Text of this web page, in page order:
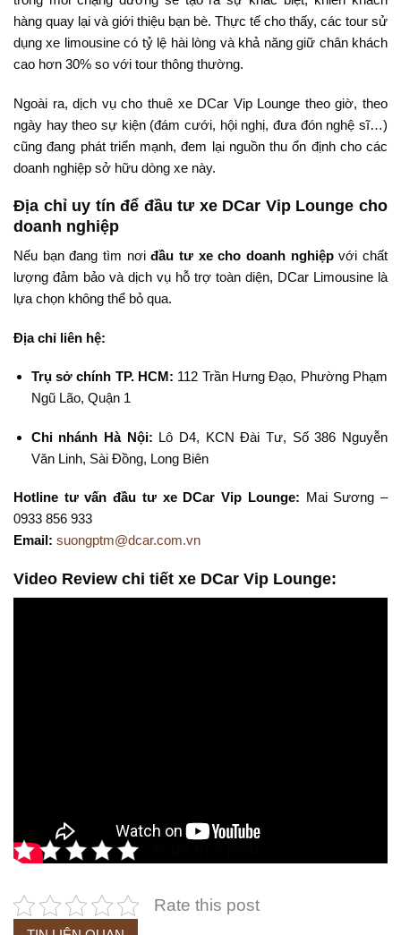
hàng quay lại và giới thiệu bạn bè. Thực tế cho thấy, các tour sử
dụng xe limousine có tỷ lệ hài lòng và khả năng giữ chân khách
cao hơn 30% so với tour thông thường.
Ngoài ra, dịch vụ cho thuê xe DCar Vip Lounge theo giờ, theo
ngày hay theo sự kiện (đám cưới, hội nghị, đưa đón nghệ sĩ…)
cũng đang phát triển mạnh, đem lại nguồn thu ổn định cho các
doanh nghiệp sở hữu dòng xe này.
Địa chỉ uy tín để đầu tư xe DCar Vip Lounge cho
doanh nghiệp
Nếu bạn đang tìm nơiđầu tư xe cho doanh nghiệpvới chất
lượng đảm bảo và dịch vụ hỗ trợ toàn diện, DCar Limousine là
lựa chọn không thể bỏ qua.
Địa chỉ liên hệ:
Trụ sở chính TP. HCM: 112 Trần Hưng Đạo, Phường Phạm
Ngũ Lão, Quận 1
Chi nhánh Hà Nội: Lô D4, KCN Đài Tư, Số 386 Nguyễn
Văn Linh, Sài Đồng, Long Biên
Hotline tư vấn đầu tư xe DCar Vip Lounge: Mai Sương –
0933 856 933
Email: suongptm@dcar.com.vn
Video Review chi tiết xe DCar Vip Lounge:
Rate this post